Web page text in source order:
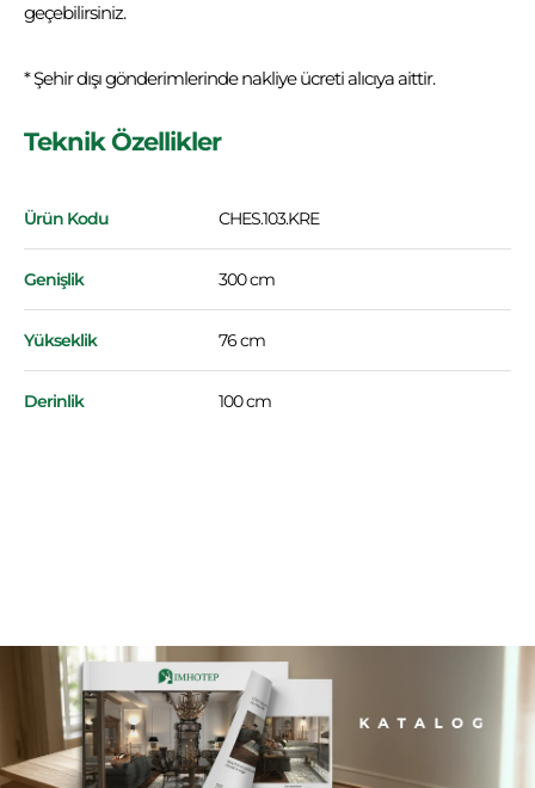
geçebilirsiniz.
* Şehir dışı gönderimlerinde nakliye ücreti alıcıya aittir.
Teknik Özellikler
Ürün Kodu CHES.103.KRE
Genişlik 300 cm
Yükseklik 76 cm
Derinlik 100 cm